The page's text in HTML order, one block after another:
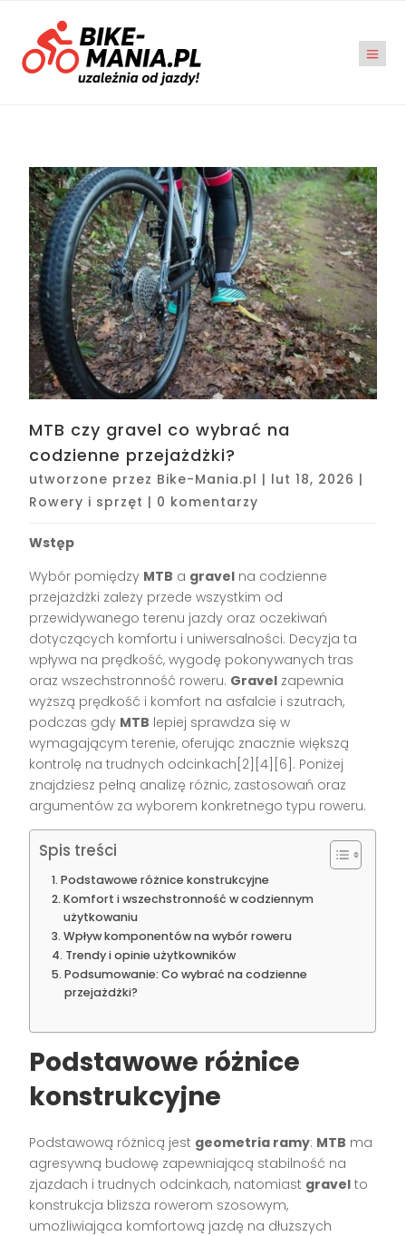
MTB czy gravel co wybrać na
codzienne przejażdżki?
utworzone przez Bike-Mania.pl | lut 18, 2026 |
Rowery i sprzęt | 0 komentarzy
Wstęp
Wybór pomiędzy MTB a gravel na codzienne
przejażdżki zależy przede wszystkim od
przewidywanego terenu jazdy oraz oczekiwań
dotyczących komfortu i uniwersalności. Decyzja ta
wpływa na prędkość, wygodę pokonywanych tras
oraz wszechstronność roweru. Gravel zapewnia
wyższą prędkość i komfort na asfalcie i szutrach,
podczas gdy MTB lepiej sprawdza się w
wymagającym terenie, oferując znacznie większą
kontrolę na trudnych odcinkach[2][4][6]. Poniżej
znajdziesz pełną analizę różnic, zastosowań oraz
argumentów za wyborem konkretnego typu roweru.
Spis treści
Podstawowe różnice konstrukcyjne
Komfort i wszechstronność w codziennym
użytkowaniu
Wpływ komponentów na wybór roweru
Trendy i opinie użytkowników
Podsumowanie: Co wybrać na codzienne
przejażdżki?
Podstawowe różnice
konstrukcyjne
Podstawową różnicą jest geometria ramy: MTB ma
agresywną budowę zapewniającą stabilność na
zjazdach i trudnych odcinkach, natomiast gravel to
konstrukcja bliższa rowerom szosowym,
umożliwiająca komfortową jazdę na dłuższych